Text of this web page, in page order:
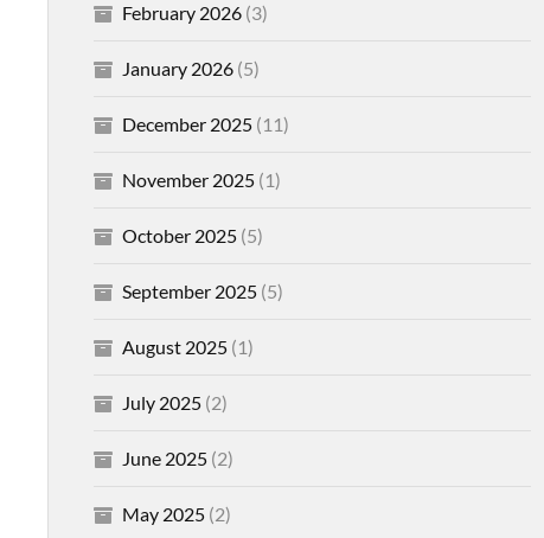
February 2026(3)
January 2026(5)
December 2025(11)
November 2025(1)
October 2025(5)
September 2025(5)
August 2025(1)
July 2025(2)
June 2025(2)
May 2025(2)